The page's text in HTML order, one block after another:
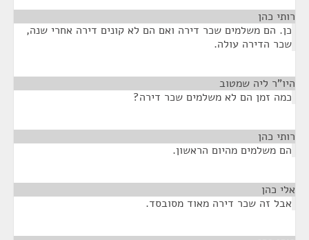
רותי כהן
כן. הם משלמים שכר דירה ואם הם לא קונים דירה אחרי שנה,
שכר הדירה עולה.
היו"ר ליה שמטוב
כמה זמן הם לא משלמים שכר דירה?
רותי כהן
הם משלמים מהיום הראשון.
אלי כהן
אבל זה שכר דירה מאוד מסובסד.